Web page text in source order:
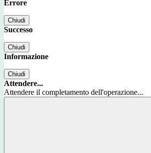
Errore
Chiudi
Successo
Chiudi
Informazione
Chiudi
Attendere...
Attendere il completamento dell'operazione...